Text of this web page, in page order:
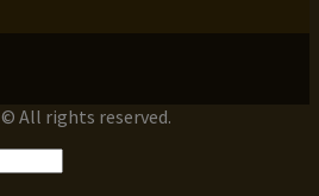
© All rights reserved.